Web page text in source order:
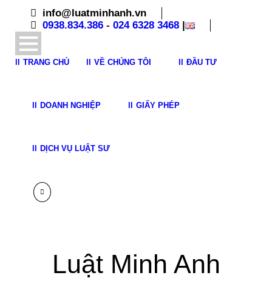
info@luatminhanh.vn
0938.834.386 - 024 6328 3468 |
TRANG CHỦ VỀ CHÚNG TÔI ĐẦU TƯ
DOANH NGHIỆP GIẤY PHÉP
DỊCH VỤ LUẬT SƯ
Luật Minh Anh